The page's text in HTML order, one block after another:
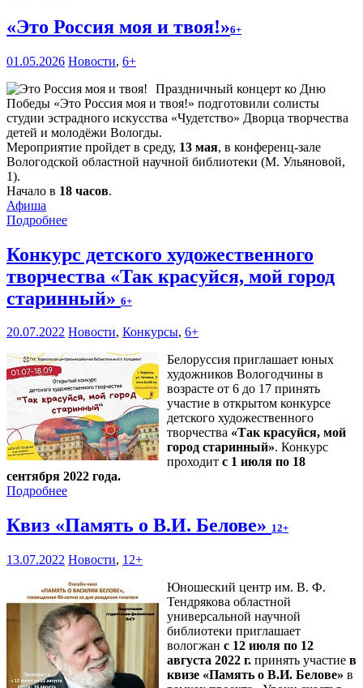
«Это Россия моя и твоя!»6+
01.05.2026 Новости, 6+
Праздничный концерт ко Дню
Победы «Это Россия моя и твоя!» подготовили солисты
студии эстрадного искусства «Чудетство» Дворца творчества
детей и молодёжи Вологды.
Мероприятие пройдет в среду, 13 мая, в конференц-зале
Вологодской областной научной библиотеки (М. Ульяновой,
1).
Начало в 18 часов.
Афиша
Подробнее
Конкурс детского художественного
творчества «Так красуйся, мой город
старинный» 6+
20.07.2022 Новости, Конкурсы, 6+
Белоруссия приглашает юных
художников Вологодчины в
возрасте от 6 до 17 принять
участие в открытом конкурсе
детского художественного
творчества «Так красуйся, мой
город старинный». Конкурс
проходит с 1 июля по 18
сентября 2022 года.
Подробнее
Квиз «Память о В.И. Белове» 12+
13.07.2022 Новости, 12+
Юношеский центр им. В. Ф.
Тендрякова областной
универсальной научной
библиотеки приглашает
вологжан с 12 июля по 12
августа 2022 г. принять участие в
квизе «Память о В.И. Белове» в